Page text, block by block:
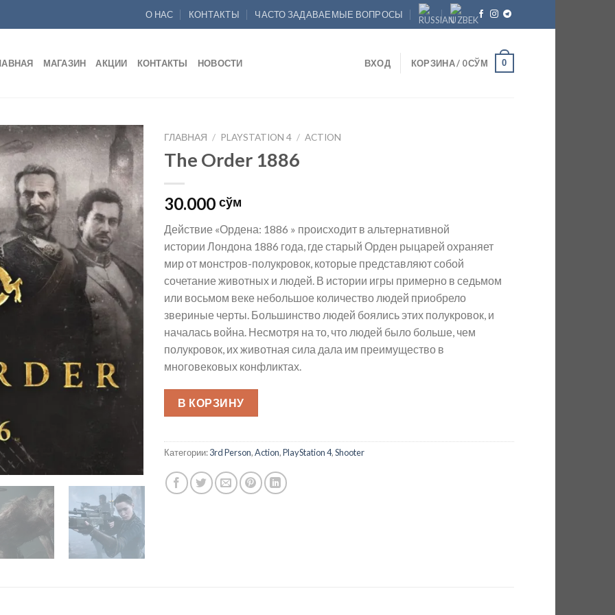
О НАС КОНТАКТЫ ЧАСТО ЗАДАВАЕМЫЕ ВОПРОСЫ
МАГАЗИН АКЦИИ КОНТАКТЫ НОВОСТИ ВХОД КОРЗИНА / 0СЎМ 0
Add to
wishlist
ГЛАВНАЯ / PLAYSTATION 4 / ACTION
The Order 1886
30.000 сўм
Действие «Ордена: 1886 » происходит в альтернативной
истории Лондона 1886 года, где старый Орден рыцарей охраняет
мир от монстров-полукровок, которые представляют собой
сочетание животных и людей. В истории игры примерно в седьмом
или восьмом веке небольшое количество людей приобрело
звериные черты. Большинство людей боялись этих полукровок, и
началась война. Несмотря на то, что людей было больше, чем
полукровок, их животная сила дала им преимущество в
многовековых конфликтах.
В КОРЗИНУ
Категории:3rd Person,Action,PlayStation 4,Shooter